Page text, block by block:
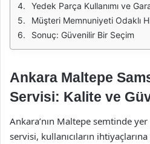
Yedek Parça Kullanımı ve
Müşteri Memnuniyeti Odaklı
Sonuç: Güvenilir Bir Seçim
Ankara Maltepe
Servisi: Kalite ve
Ankara’nın Maltepe semtinde
servisi, kullanıcıların